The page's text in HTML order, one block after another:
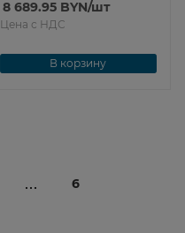
8 689.95BYN/шт
Цена с НДС
В корзину
6